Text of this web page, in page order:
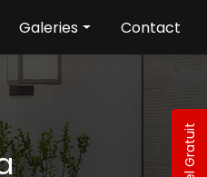
Galeries
intérieure
Contact